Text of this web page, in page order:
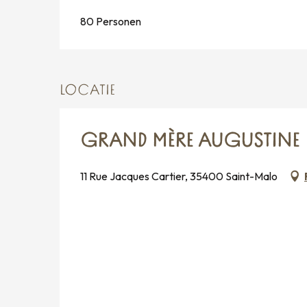
80 Personen
LOCATIE
GRAND MÈRE AUGUSTINE
11 Rue Jacques Cartier, 35400 Saint-Malo